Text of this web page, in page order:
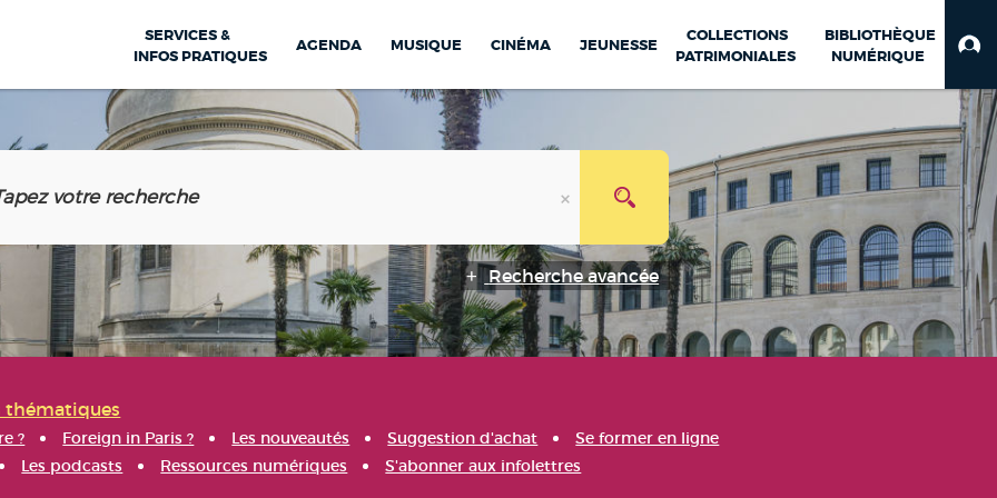
SERVICES &
INFOS PRATIQUES
AGENDA MUSIQUE CINÉMA JEUNESSE
COLLECTIONS
PATRIMONIALES
BIBLIOTHÈQUE
NUMÉRIQUE
Recherche avancée
thématiques
? Foreign in Paris ? Les nouveautés Suggestion d'achat
Se former en ligne
Les podcasts Ressources numériques S'abonner aux infolettres